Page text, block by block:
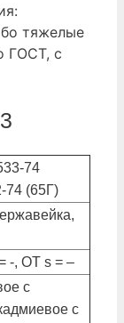
тяжелые
ГОСТ, с
74
74 (65Г)
-, ОТ s = –
с
с